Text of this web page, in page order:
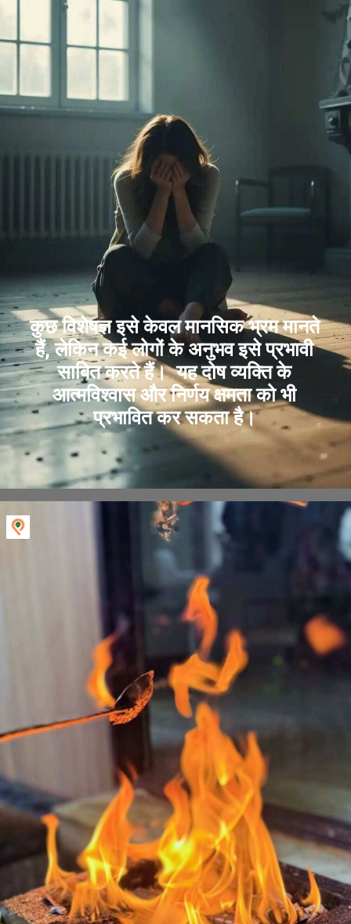
कुछ विशेषज्ञ इसे केवल मानसिक भ्रम मानते
हैं, लेकिन कई लोगों के अनुभव इसे प्रभावी
साबित करते हैं। यह दोष व्यक्ति के
आत्मविश्वास और निर्णय क्षमता को भी
प्रभावित कर सकता है।